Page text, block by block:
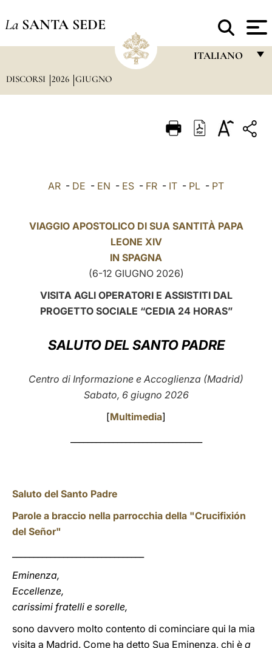
La SANTA SEDE
ITALIANO
ITALIANO
POLSKI
LATINE
DISCORSI 2026 GIUGNO
AR - DE - EN - ES - FR - IT - PL - PT
VIAGGIO APOSTOLICO DI SUA SANTITÀ PAPA
LEONE XIV
IN SPAGNA
(6-12 GIUGNO 2026)
VISITA AGLI OPERATORI E ASSISTITI DAL
PROGETTO SOCIALE “CEDIA 24 HORAS”
SALUTO DEL SANTO PADRE
Centro di Informazione e Accoglienza (Madrid)
Sabato, 6 giugno 2026
[Multimedia]
Saluto del Santo Padre
Parole a braccio nella parrocchia della "Crucifixión
del Señor"
Eminenza,
Eccellenze,
carissimi fratelli e sorelle,
sono davvero molto contento di cominciare qui la mia
visita a Madrid. Come ha detto Sua Eminenza, chi è a